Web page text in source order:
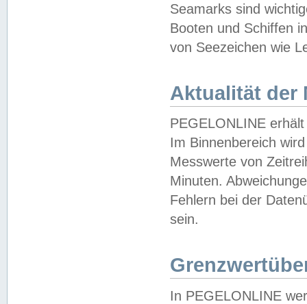
Seamarks sind
Booten und Schiffen
von Seezeichen wie
Aktualität der
PEGELONLINE
Im Binnenbereich
Messwerte von
Minuten.
Fehlern bei der
sein.
In PEGELONLINE